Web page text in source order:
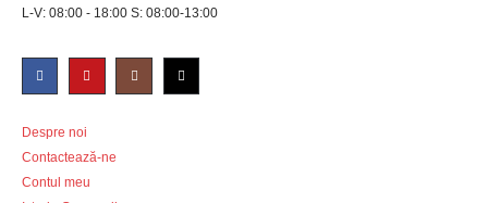
L-V: 08:00 - 18:00 S: 08:00-13:00
Despre noi
Contactează-ne
Contul meu